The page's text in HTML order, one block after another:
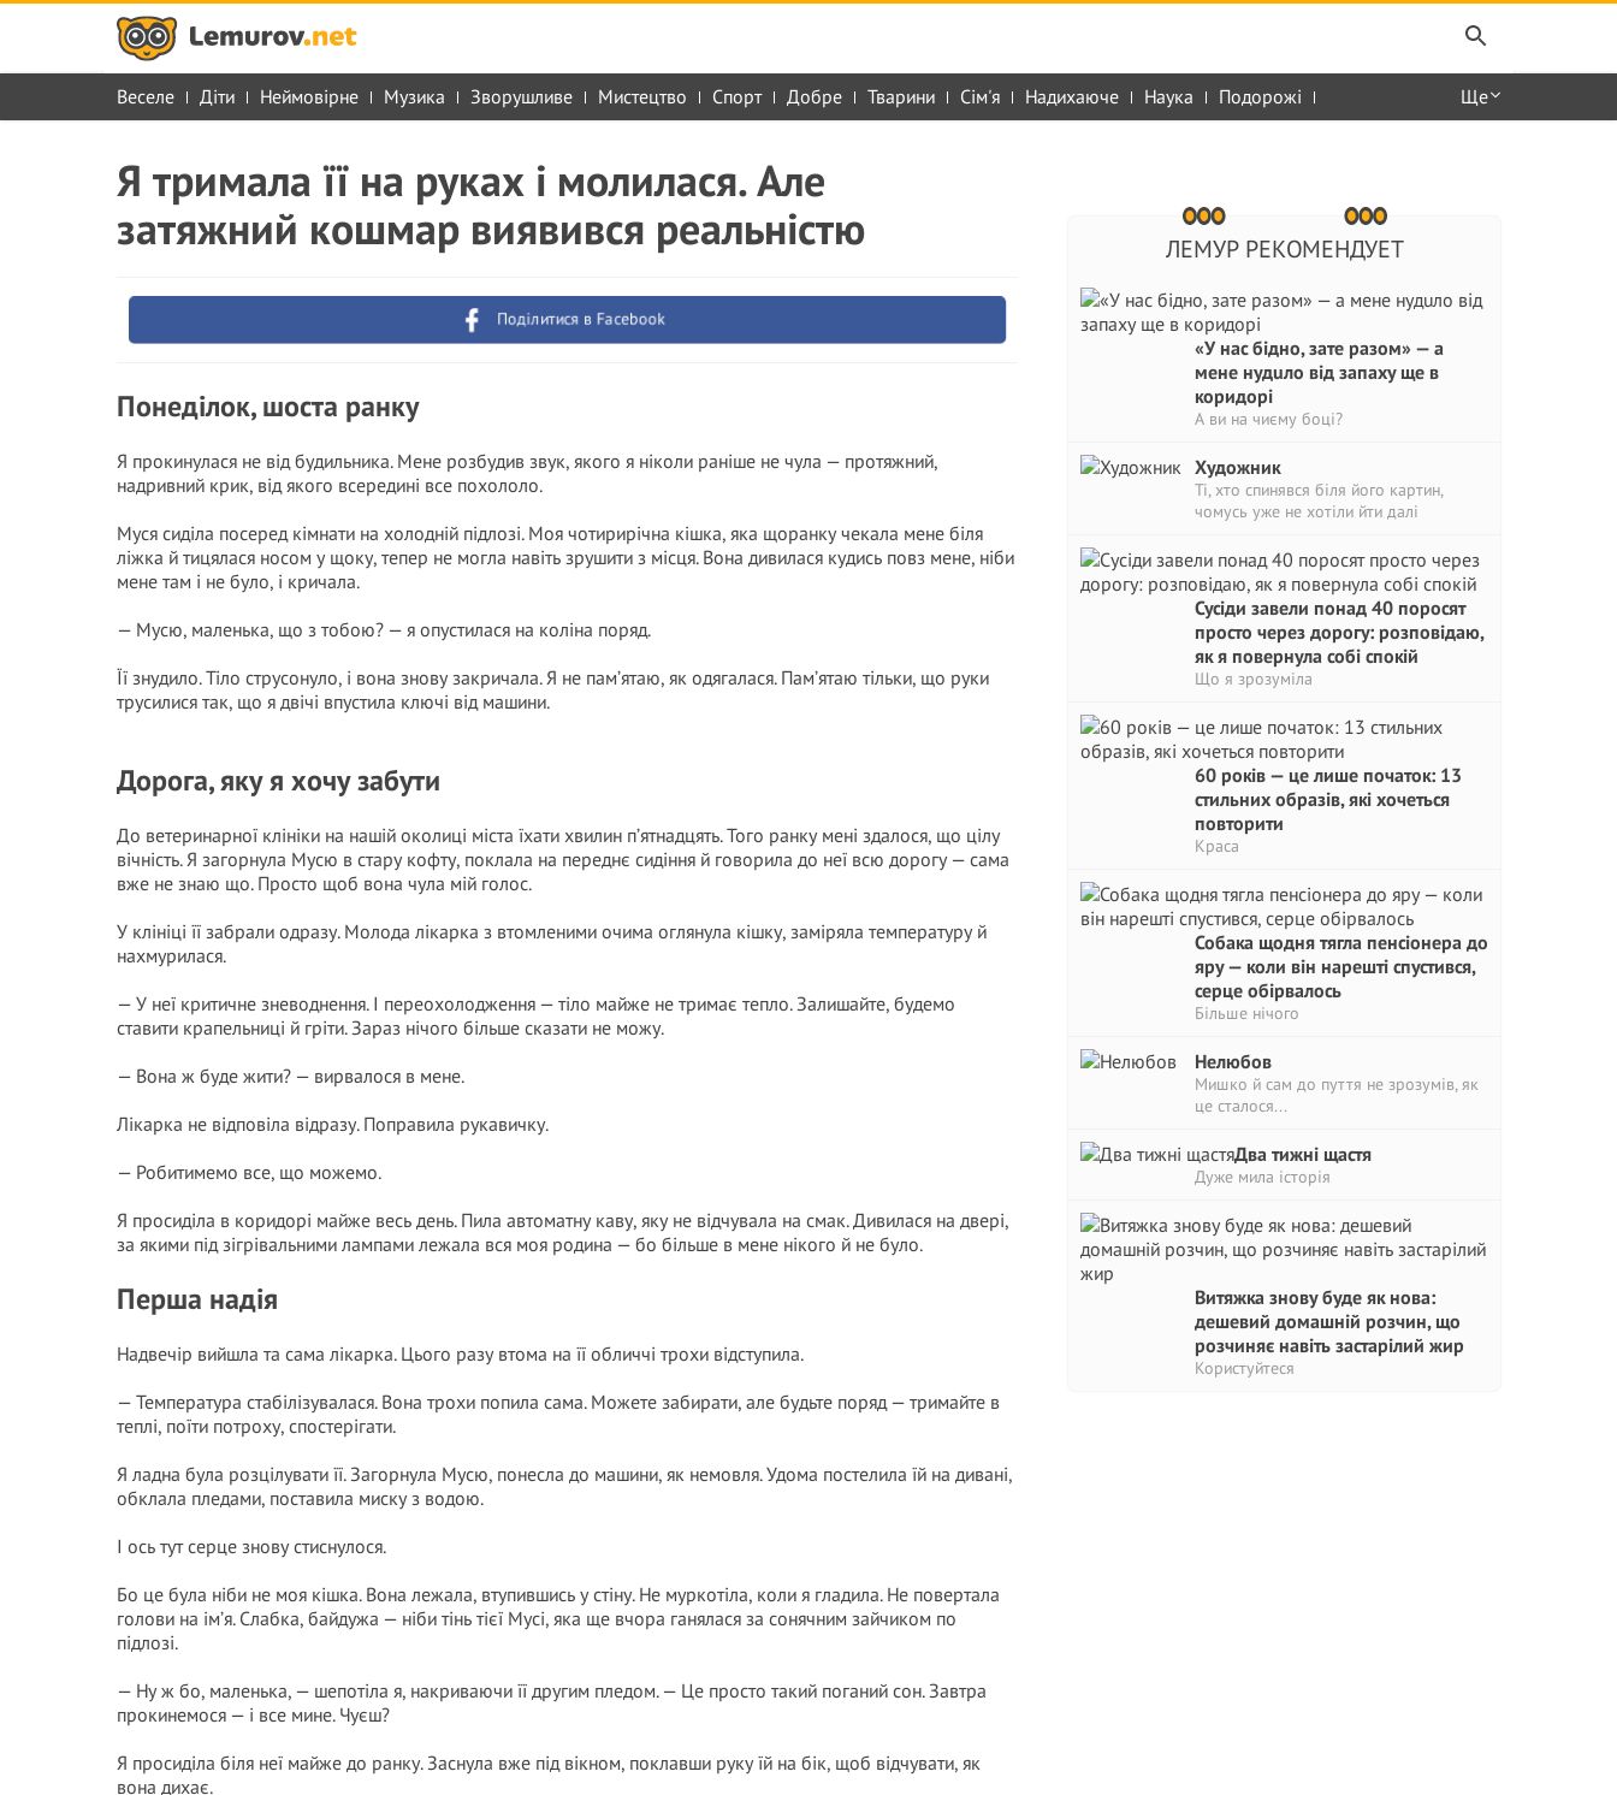
Веселе Діти Неймовірне Музика Зворушливе Мистецтво Спорт Добре Тварини Сім'я Надихаюче Наука Подорожі Ще
ЛЕМУР РЕКОМЕНДУЕТ
«У нас бідно, зате разом» — а
мене нудuло від запаху ще в
коридорі
А ви на чиєму боці?
Художник
Ті, хто спинявся біля його картин,
чомусь уже не хотіли йти далі
Сусіди завели понад 40 поросят
просто через дорогу: розповідаю,
як я повернула собі спокій
Що я зрозуміла
60 років — це лише початок: 13
стильних образів, які хочеться
повторити
Краса
Собака щодня тягла пенсіонера до
яру — коли він нарешті спустився,
серце обірвалось
Більше нічого
Нелюбов
Мишко й сам до пуття не зрозумів, як
це сталося...
Два тижні щастя
Дуже мила історія
Витяжка знову буде як нова:
дешевий домашній розчин, що
розчиняє навіть застарілий жир
Користуйтеся
Я тримала її на руках і молилася. Але
затяжний кошмар виявився реальністю
Поділитися в Facebook
Понеділок, шоста ранку
Я прокинулася не від будильника. Мене розбудив звук, якого я ніколи раніше не чула — протяжний,
надривний крик, від якого всередині все похололо.
Муся сиділа посеред кімнати на холодній підлозі. Моя чотирирічна кішка, яка щоранку чекала мене біля
ліжка й тицялася носом у щоку, тепер не могла навіть зрушити з місця. Вона дивилася кудись повз мене, ніби
мене там і не було, і кричала.
— Мусю, маленька, що з тобою? — я опустилася на коліна поряд.
Її знудило. Тіло струсонуло, і вона знову закричала. Я не пам’ятаю, як одягалася. Пам’ятаю тільки, що руки
трусилися так, що я двічі впустила ключі від машини.
Дорога, яку я хочу забути
До ветеринарної клініки на нашій околиці міста їхати хвилин п’ятнадцять. Того ранку мені здалося, що цілу
вічність. Я загорнула Мусю в стару кофту, поклала на переднє сидіння й говорила до неї всю дорогу — сама
вже не знаю що. Просто щоб вона чула мій голос.
У клініці її забрали одразу. Молода лікарка з втомленими очима оглянула кішку, заміряла температуру й
нахмурилася.
— У неї критичне зневоднення. І переохолодження — тіло майже не тримає тепло. Залишайте, будемо
ставити крапельниці й гріти. Зараз нічого більше сказати не можу.
— Вона ж буде жити? — вирвалося в мене.
Лікарка не відповіла відразу. Поправила рукавичку.
— Робитимемо все, що можемо.
Я просиділа в коридорі майже весь день. Пила автоматну каву, яку не відчувала на смак. Дивилася на двері,
за якими під зігрівальними лампами лежала вся моя родина — бо більше в мене нікого й не було.
Перша надія
Надвечір вийшла та сама лікарка. Цього разу втома на її обличчі трохи відступила.
— Температура стабілізувалася. Вона трохи попила сама. Можете забирати, але будьте поряд — тримайте в
теплі, поїти потроху, спостерігати.
Я ладна була розцілувати її. Загорнула Мусю, понесла до машини, як немовля. Удома постелила їй на дивані,
обклала пледами, поставила миску з водою.
І ось тут серце знову стиснулося.
Бо це була ніби не моя кішка. Вона лежала, втупившись у стіну. Не муркотіла, коли я гладила. Не повертала
голови на ім’я. Слабка, байдужа — ніби тінь тієї Мусі, яка ще вчора ганялася за сонячним зайчиком по
підлозі.
— Ну ж бо, маленька, — шепотіла я, накриваючи її другим пледом. — Це просто такий поганий сон. Завтра
прокинемося — і все мине. Чуєш?
Я просиділа біля неї майже до ранку. Заснула вже під вікном, поклавши руку їй на бік, щоб відчувати, як
вона дихає.